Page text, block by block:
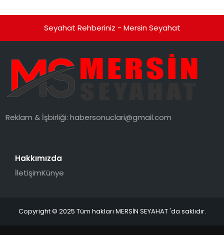
Seyahat Rehberiniz - Mersin Seyahat
Reklam & İşbirliği:habersonuclari@gmail.com
Hakkımızda
İletişimKünye
Copyright © 2025 Tüm hakları MERSİN SEYAHAT 'da saklıdır.